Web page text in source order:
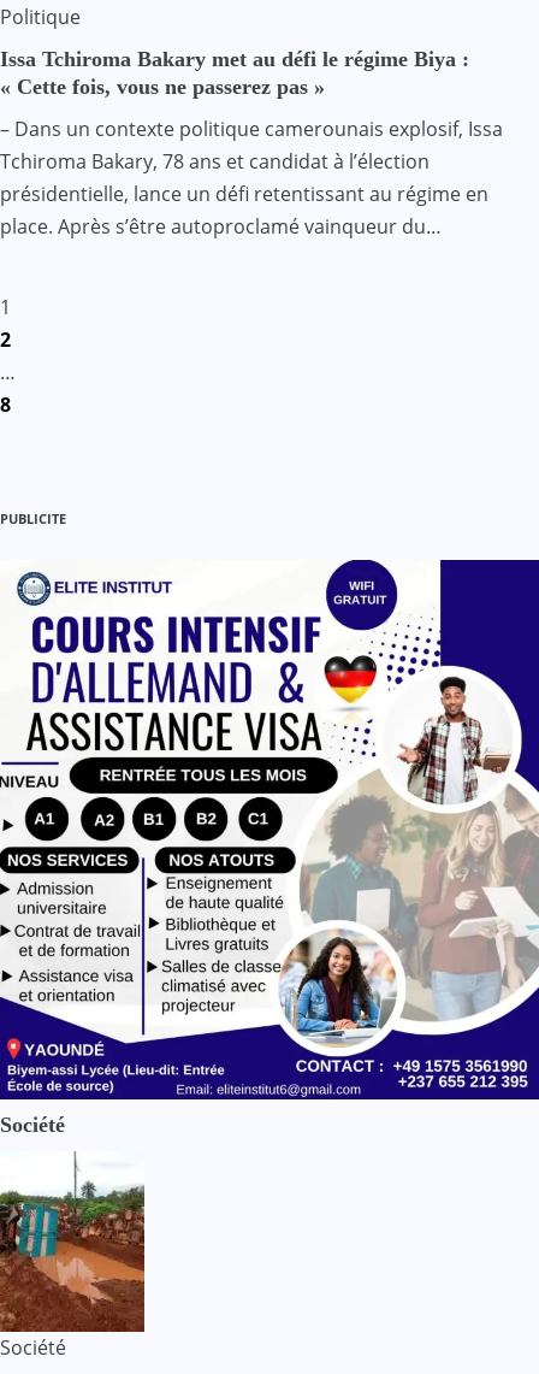
Politique
Issa Tchiroma Bakary met au défi le régime Biya :
« Cette fois, vous ne passerez pas »
– Dans un contexte politique camerounais explosif, Issa
Tchiroma Bakary, 78 ans et candidat à l’élection
présidentielle, lance un défi retentissant au régime en
place. Après s’être autoproclamé vainqueur du…
Pagination
publications
1
2
…
8
PUBLICITE
Société
Société